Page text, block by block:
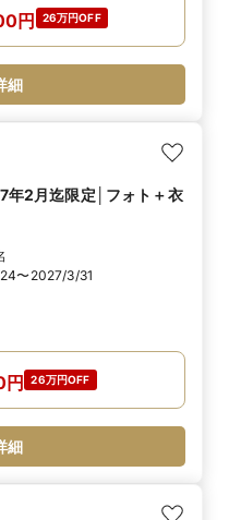
円 26万円OFF
細
年2月迄限定│フォト＋衣
〜2027/3/31
円 26万円OFF
細